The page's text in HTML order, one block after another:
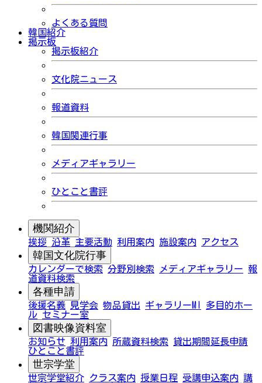
よくある質問
韓国紹介
掲示板
掲示板紹介
文化院ニュース
報道資料
韓国関連行事
メディアギャラリー
ひとこと書評
機関紹介
挨拶 沿革 主要活動 利用案内 施設案内 アクセス
韓国文化院行事
カレンダーで検索 分野別検索 メディアギャラリー 報
道資料検索
各種申請
後援名義 見学会 物品貸出 ギャラリーMI
多目的ホー
ル セミナー室
図書映像資料室
お知らせ 利用案内 所蔵資料検索
貸出期間延長申請
ひとこと書評
世宗学堂
世宗学堂紹介 クラス案内 授業日程 受講申込案内 講